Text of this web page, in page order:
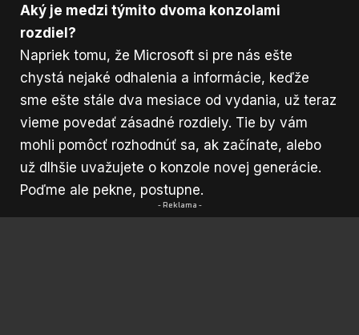
Aký je medzi týmito dvoma konzolami
rozdiel?
Napriek tomu, že Microsoft si pre nás ešte
chystá nejaké odhalenia a informácie, keďže
sme ešte stále dva mesiace od vydania, už teraz
vieme povedať zásadné rozdiely. Tie by vám
mohli pomôcť rozhodnúť sa, ak začínate, alebo
už dlhšie uvažujete o konzole novej generácie.
Poďme ale pekne, postupne.
- Reklama -